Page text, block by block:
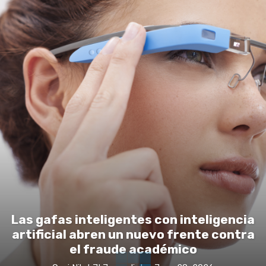
Las gafas inteligentes con inteligencia
artificial abren un nuevo frente contra
el fraude académico